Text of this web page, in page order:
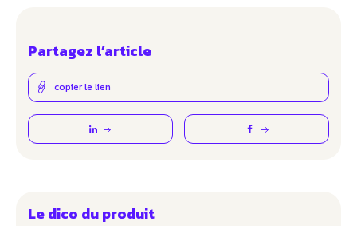
Partagez l’article
copier le lien
Le dico du produit